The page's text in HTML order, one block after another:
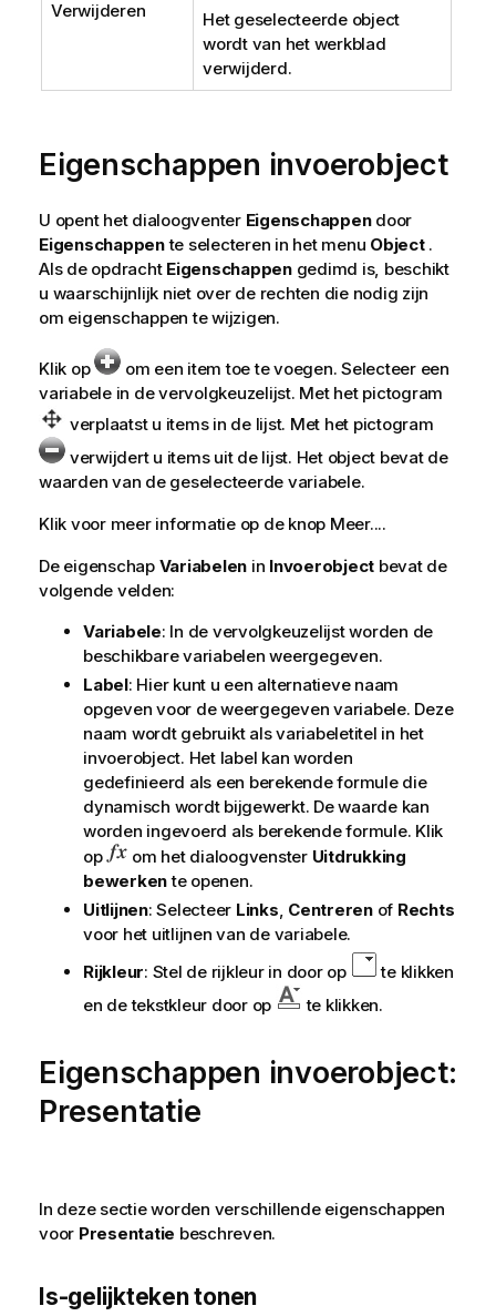
Verwijderen
Het geselecteerde object
wordt van het werkblad
verwijderd.
Eigenschappen invoerobject
U opent het dialoogventer Eigenschappendoor
Eigenschappente selecteren in het menu Object.
Als de opdracht Eigenschappengedimd is, beschikt
u waarschijnlijk niet over de rechten die nodig zijn
om eigenschappen te wijzigen.
Klik op
om een item toe te voegen. Selecteer een
variabele in de vervolgkeuzelijst. Met het pictogram
verplaatst u items in de lijst. Met het pictogram
verwijdert u items uit de lijst. Het object bevat de
waarden van de geselecteerde variabele.
Klik voor meer informatie op de knop Meer....
De eigenschap Variabelen in Invoerobject bevat de
volgende velden:
Variabele: In de vervolgkeuzelijst worden de
beschikbare variabelen weergegeven.
Label: Hier kunt u een alternatieve naam
opgeven voor de weergegeven variabele. Deze
naam wordt gebruikt als variabeletitel in het
invoerobject. Het label kan worden
gedefinieerd als een berekende formule die
dynamisch wordt bijgewerkt. De waarde kan
worden ingevoerd als berekende formule. Klik
op
om het dialoogvenster Uitdrukking
bewerkente openen.
Uitlijnen: Selecteer Links, Centrerenof Rechts
voor het uitlijnen van de variabele.
Rijkleur: Stel de rijkleur in door op
te klikken
en de tekstkleur door op
te klikken.
Eigenschappen invoerobject:
Presentatie
In deze sectie worden verschillende eigenschappen
voor Presentatie beschreven.
Is-gelijkteken tonen